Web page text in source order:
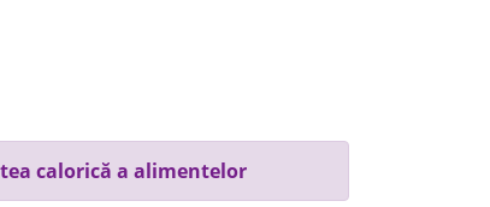
calorică a alimentelor